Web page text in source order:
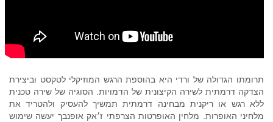
תרומתו הגדולה של ורדי היא בהוספת הרגש המוזיקלי לטקסט וביצירת
הצדקה דרמתית לשירה הקיצונית של הדמויות. הסוגיה של שירה טכנית
ללא רגש או ריקנית מבחינה דרמתית תמשיך להעסיק ולהטריד את
מלחיני האופרות. מלחין האופרטות הצרפתי ז׳אק אופנבך יעשה שימוש